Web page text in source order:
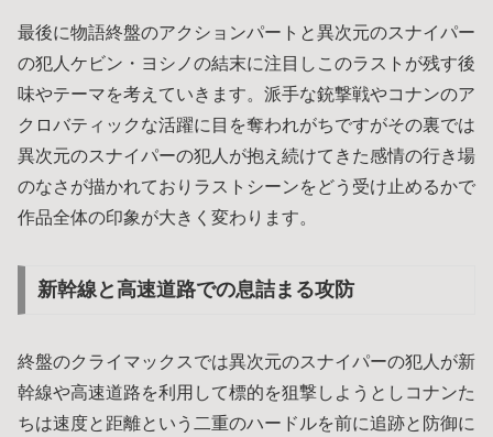
最後に物語終盤のアクションパートと異次元のスナイパー
の犯人ケビン・ヨシノの結末に注目しこのラストが残す後
味やテーマを考えていきます。派手な銃撃戦やコナンのア
クロバティックな活躍に目を奪われがちですがその裏では
異次元のスナイパーの犯人が抱え続けてきた感情の行き場
のなさが描かれておりラストシーンをどう受け止めるかで
作品全体の印象が大きく変わります。
新幹線と高速道路での息詰まる攻防
終盤のクライマックスでは異次元のスナイパーの犯人が新
幹線や高速道路を利用して標的を狙撃しようとしコナンた
ちは速度と距離という二重のハードルを前に追跡と防御に